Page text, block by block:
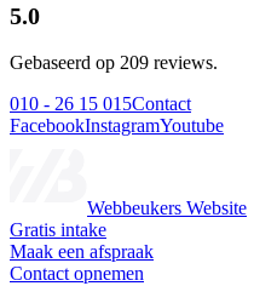
5.0
Gebaseerd op 209 reviews.
010 - 26 15 015Contact
FacebookInstagramYoutube
Webbeukers Website
Gratis intake
Maak een afspraak
Contact opnemen